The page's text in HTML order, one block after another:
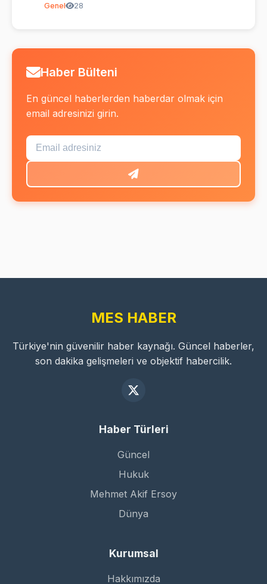
Genel 28
Haber Bülteni
En güncel haberlerden haberdar olmak için
email adresinizi girin.
MES HABER
Türkiye'nin güvenilir haber kaynağı. Güncel haberler,
son dakika gelişmeleri ve objektif habercilik.
Haber Türleri
Güncel
Hukuk
Mehmet Akif Ersoy
Dünya
Kurumsal
Hakkımızda